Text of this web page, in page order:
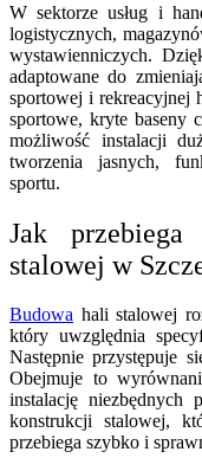
W sektorze usług i
logistycznych,
wystawienniczych.
adaptowane do
sportowej i rekreacyjnej
sportowe, kryte baseny
możliwość instalacji
tworzenia jasnych,
sportu.
Jak
stalowej w
Budowa hali stalowej
który uwzględnia
Następnie przystępuje
Obejmuje to
instalację niezbędnych
konstrukcji stalowej,
przebiega szybko i